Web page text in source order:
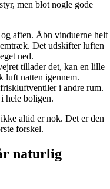
men blot nogle gode
aften. Åbn vinduerne helt
Det udskifter luften
ned.
tillader det, kan en lille
luft natten igennem.
i andre rum.
hele boligen.
altid er nok. Det er den
forskel.
naturlig